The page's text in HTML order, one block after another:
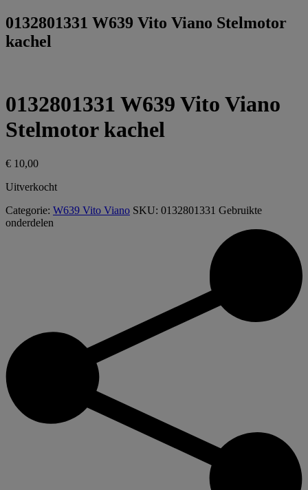
0132801331 W639 Vito Viano Stelmotor
kachel
0132801331 W639 Vito Viano
Stelmotor kachel
€ 10,00
Uitverkocht
Categorie: W639 Vito Viano SKU: 0132801331 Gebruikte
onderdelen